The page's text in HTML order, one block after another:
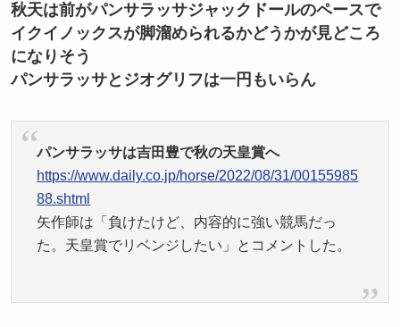
秋天は前がパンサラッサジャックドールのペースで
イクイノックスが脚溜められるかどうかが見どころ
になりそう
パンサラッサとジオグリフは一円もいらん
パンサラッサは吉田豊で秋の天皇賞へ
https://www.daily.co.jp/horse/2022/08/31/00155985
88.shtml
矢作師は「負けたけど、内容的に強い競馬だっ
た。天皇賞でリベンジしたい」とコメントした。